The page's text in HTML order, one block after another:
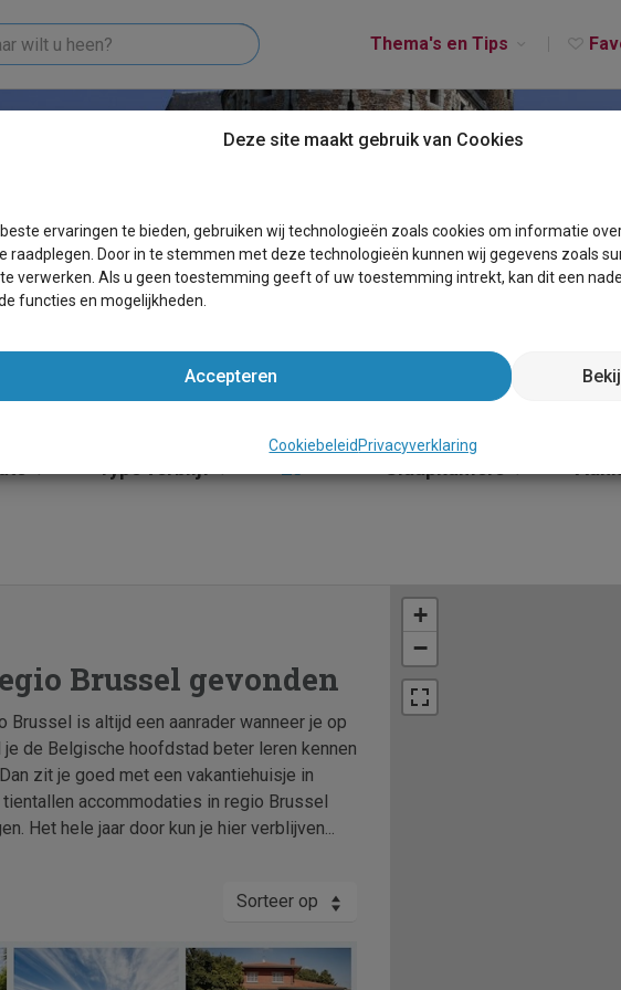
Thema's en Tips
REGIO BRUSSEL
Brussel gevonden
Brussel is altijd een aanrader wanneer je op
de Belgische hoofdstad beter leren kennen
zit je goed met een vakantiehuisje in
accommodaties in regio Brussel
Het hele jaar door kun je hier verblijven...
Sorteer op
+
−
Deze site maakt gebruik van Cookies
ervaringen te bieden, gebruiken wij technologieën zoals cookies om informatie
raadplegen. Door in te stemmen met deze technologieën kunnen wij gegevens zoals
verwerken. Als u geen toestemming geeft of uw toestemming intrekt, kan dit een
functies en mogelijkheden.
Accepteren
Cookiebeleid Privacyverklaring